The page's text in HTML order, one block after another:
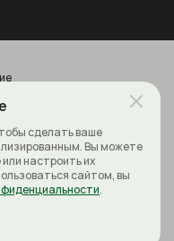
сделать ваше
Вы можете
настроить их
сайтом, вы
.